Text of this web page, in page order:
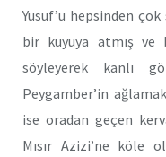
Yusuf’u hepsinden
bir kuyuya atmış ve
söyleyerek kanlı
Peygamber’in
ise oradan geçen
Mısır Azizi’ne köle